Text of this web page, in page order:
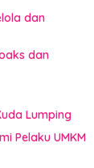
dan
dan
Lumping
Pelaku UMKM